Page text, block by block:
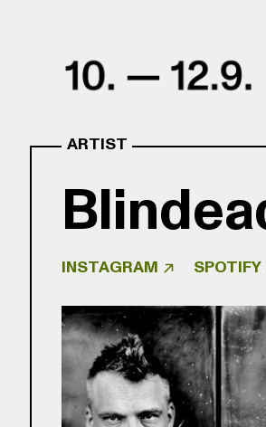
ARTIST
INSTAGRAM SPOTIFY